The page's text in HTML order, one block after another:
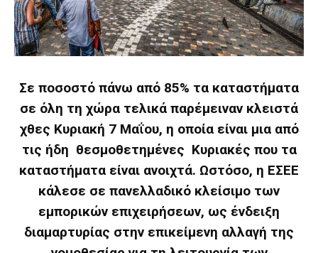
Σε ποσοστό πάνω από 85% τα καταστήματα
σε όλη τη χώρα τελικά παρέμειναν κλειστά
χθες Κυριακή 7 Μαΐου, η οποία είναι μια από
τις ήδη θεσμοθετημένες Κυριακές που τα
καταστήματα είναι ανοιχτά. Ωστόσο, η ΕΣΕΕ
κάλεσε σε πανελλαδικό κλείσιμο των
εμπορικών επιχειρήσεων, ως ένδειξη
διαμαρτυρίας στην επικείμενη αλλαγή της